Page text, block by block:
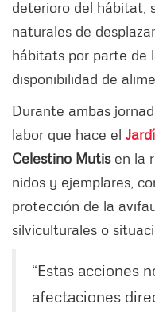
deterioro del hábitat,
naturales de
hábitats por parte de
disponibilidad de
Durante ambas
labor que hace el
Celestino Mutisen la
nidos y ejemplares,
protección de la
silviculturales o
“Estas acciones
afectaciones